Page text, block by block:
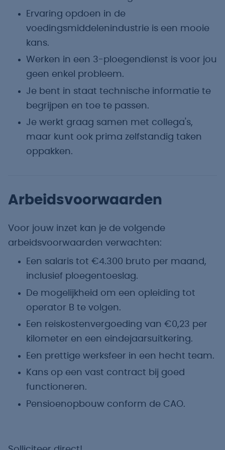
Ervaring opdoen in de
voedingsmiddelenindustrie is een mooie
kans.
Werken in een 3-ploegendienst is voor jou
geen enkel probleem.
Je bent in staat technische informatie te
begrijpen en toe te passen.
Je werkt graag samen met collega's,
maar kunt ook prima zelfstandig taken
oppakken.
Arbeidsvoorwaarden
Voor jouw inzet kan je de volgende
arbeidsvoorwaarden verwachten:
Een salaris tot €4.300 bruto per maand,
inclusief ploegentoeslag.
De mogelijkheid om een opleiding tot
operator B te volgen.
Een reiskostenvergoeding van €0,23 per
kilometer en een eindejaarsuitkering.
Een prettige werksfeer in een hecht team.
Kans op een vast contract bij goed
functioneren.
Pensioenopbouw conform de CAO.